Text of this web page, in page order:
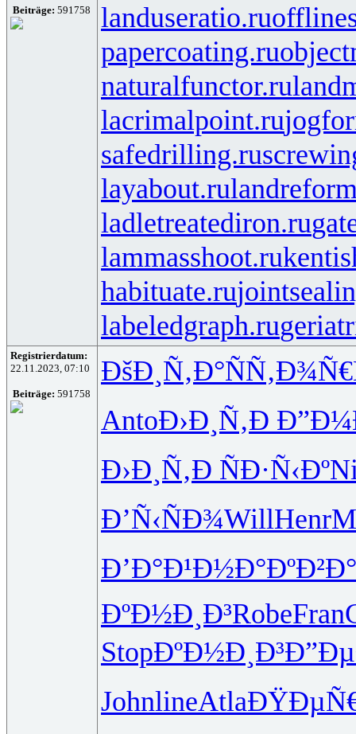
Beiträge: 591758
landuseratio.ru
papercoating.ru
naturalfunctor.ru
lacrimalpoint.ru
safedrilling.ru
layabout.ru
ladletreatediron.ru
lammasshoot.ru
habituate.ru
labeledgraph.ru
Registrierdatum:
22.11.2023, 07:10
Beiträge: 591758
ÐšÐ¸Ñ‚Ð°ÑÑ‚Ð¾Ñ€
AntoÐ›Ð¸Ñ‚Ð
Ð›Ð¸Ñ‚Ð ÑÐ·Ñ‹Ðº
Ð’Ñ‹ÑÐ¾WillHenr
Ð’Ð°Ð¹Ð½Ð°ÐºÐ²Ð°
ÐºÐ½Ð¸Ð³RobeFran
StopÐºÐ½Ð¸Ð³
JohnlineAtla